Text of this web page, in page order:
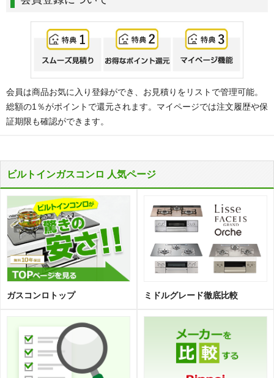
会員は商品お気に入り登録ができ、お見積りをリストで管理可能。
総額の1％がポイントで還元されます。マイページでは注文履歴や保
証期限も確認ができます。
ビルトインガスコンロ 人気ページ
ガスコンロトップ ミドルグレード徹底比較